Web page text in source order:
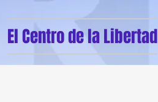
El Centro de la Libertad